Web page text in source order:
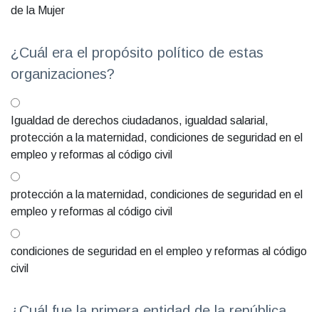
de la Mujer
¿Cuál era el propósito político de estas
organizaciones?
Igualdad de derechos ciudadanos, igualdad salarial,
protección a la maternidad, condiciones de seguridad en el
empleo y reformas al código civil
protección a la maternidad, condiciones de seguridad en el
empleo y reformas al código civil
condiciones de seguridad en el empleo y reformas al código
civil